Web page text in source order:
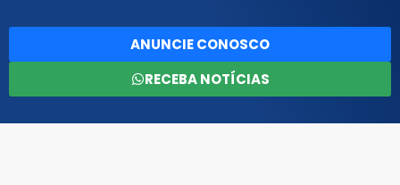
ANUNCIE CONOSCO
RECEBA NOTÍCIAS